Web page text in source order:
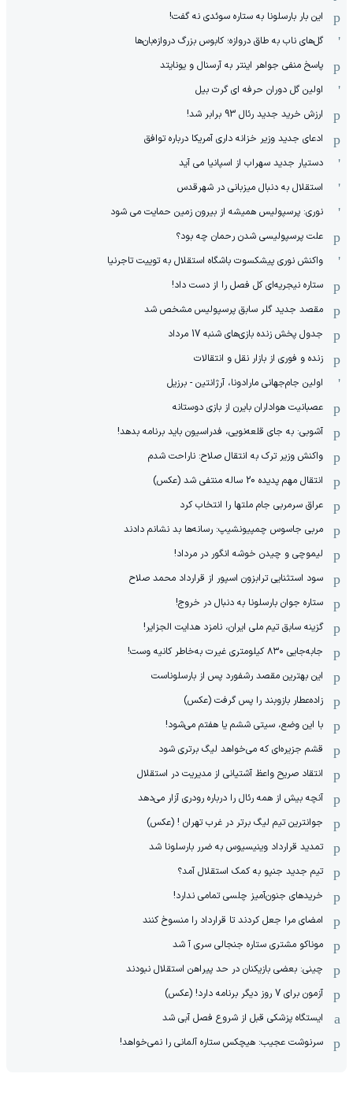
این بار بارسلونا به ستاره سوئدی نه گفت!
گل‌های ناب به طاق دروازه؛ کابوس بزرگ دروازه‌بان‌ها
پاسخ منفی جواهر اینتر به آرسنال و یونایتد
اولین گل دوران حرفه ای گرت بیل
ارزش خرید جدید رئال 93 برابر شد!
ادعای جدید وزیر خزانه داری آمریکا درباره توافق
دستیار جدید سهراب از اسپانیا می آید
استقلال به دنبال میزبانی در شهرقدس
نوری: پرسپولیس همیشه از بیرون زمین حمایت می شود
علت پرسپولیسی شدن رحمان چه بود؟
واکنش نوری پیشکسوت باشگاه استقلال به توییت تاجرنیا
ستاره نیجریه‌ای کل فصل را از دست داد!
مقصد جدید گلر سابق پرسپولیس مشخص شد
جدول پخش زنده بازی‌های شنبه 17 مرداد
زنده و فوری از بازار نقل و انتقالات
اولین جام‌جهانی مارادونا، آرژانتین - برزیل
عصبانیت هواداران بایرن از بازی دوستانه
آشوبی: به جای قلعه‌نویی، فدراسیون باید برنامه بدهد!
واکنش وزیر ترک به انتقال صلاح: ناراحت شدم
انتقال مهم پدیده 20 ساله منتفی شد (عکس)
عراق سرمربی جام ملتها را انتخاب کرد
مربی جاسوس چمپیونشیپ: رسانه‌ها بد نشانم دادند
لیموچی و چیدن خوشه انگور در مرداد!
سود استثنایی ترابزون اسپور از قرارداد محمد صلاح
ستاره جوان بارسلونا به دنبال در خروج!
گزینه سابق تیم ملی ایران، نامزد هدایت الجزایر!
جابه‌جایی ۸۳۰ کیلومتری غیرت به‌خاطر کانیه وست!
این بهترین مقصد رشفورد پس از بارسلوناست
زاده‌عطار بازوبند را پس گرفت (عکس)
با این وضع، سیتی ششم یا هفتم می‌شود!
قشم جزیره‌ای که می‌خواهد لیگ برتری شود
انتقاد صریح واعظ آشتیانی از مدیریت در استقلال
آنچه بیش از همه رئال را درباره رودری آزار می‌دهد
جوانترین تیم لیگ برتر در غرب تهران ! (عکس)
تمدید قرارداد وینیسیوس به ضرر بارسلونا شد
تیم جدید جنپو به کمک استقلال آمد؟
خریدهای جنون‌آمیز چلسی تمامی ندارد!
امضای مرا جعل کردند تا قرارداد را منسوخ کنند
موناکو مشتری ستاره جنجالی سری آ شد
چینی: بعضی بازیکنان در حد پیراهن استقلال نبودند
آزمون برای 7 روز دیگر برنامه دارد! (عکس)
ایستگاه پزشکی قبل از شروع فصل آبی شد
سرنوشت عجیب: هیچکس ستاره آلمانی را نمی‌خواهد!